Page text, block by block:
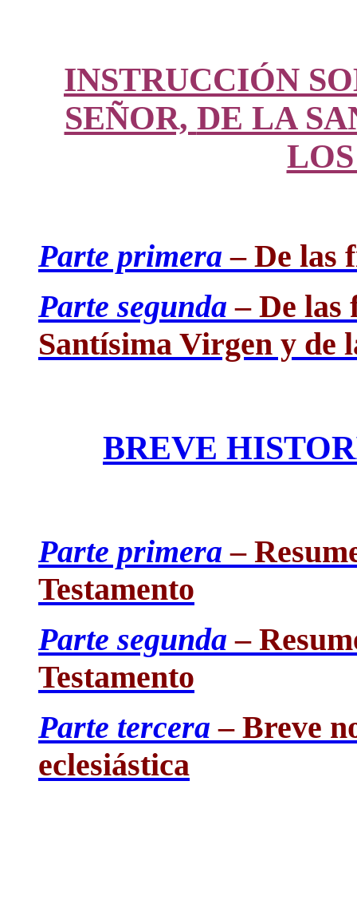
INSTRUCCIÓN
SEÑOR, DE LA
Parte primera – De las
Parte segunda – De las
Santísima Virgen y de
BREVE
Parte primera –
Testamento
Parte segunda –
Testamento
Parte tercera – Breve
eclesiástica